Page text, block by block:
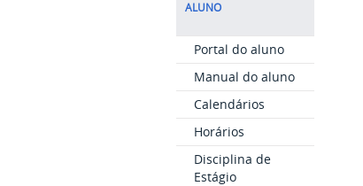
ALUNO
Portal do aluno
Manual do aluno
Calendários
Horários
Disciplina de
Estágio